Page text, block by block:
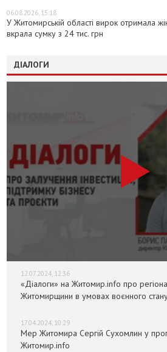
06.08.2026, 15:18
У Житомирській області вирок отримала
вкрала сумку з 24 тис. грн
ДІАЛОГИ
12.07.2024, 12:36
«Діалоги» на Житомир.info про
Житомирщини в умовах воєнного
17.04.2024, 10:29
Мер Житомира Сергій Сухомлин у
Житомир.info